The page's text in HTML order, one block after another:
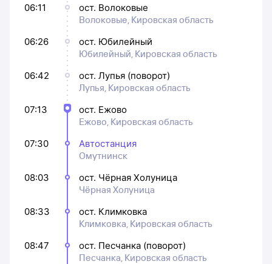
06:11
ост. Волоковые
Волоковые, Кировская область
06:26
ост. Юбилейный
Юбилейный, Кировская область
06:42
ост. Лупья (поворот)
Лупья, Кировская область
07:13
ост. Ежово
Ежово, Кировская область
07:30
Автостанция
Омутнинск
08:03
ост. Чёрная Холуница
Чёрная Холуница
08:33
ост. Климковка
Климковка, Кировская область
08:47
ост. Песчанка (поворот)
Песчанка, Кировская область